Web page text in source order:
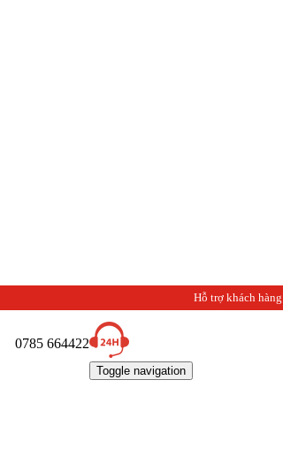
Hỗ trợ khách hàng
0785 664422
Toggle navigation